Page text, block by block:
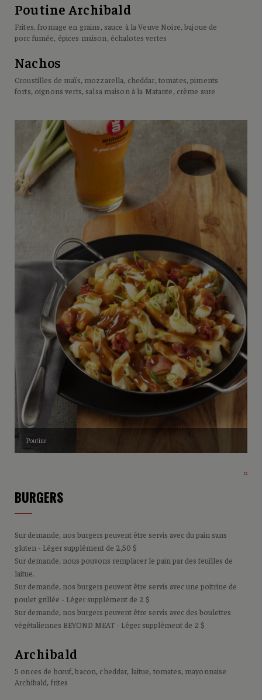
Poutine Archibald
Frites, fromage en grains, sauce à la Veuve Noire, bajoue de
porc fumée, épices maison, échalotes vertes
Nachos
Croustilles de maïs, mozzarella, cheddar, tomates, piments
forts, oignons verts, salsa maison à la Matante, crème sure
Poutine
BURGERS
Sur demande, nos burgers peuvent être servis avec du pain sans
gluten - Léger supplément de 2,50 $
Sur demande, nous pouvons remplacer le pain par des feuilles de
laitue.
Sur demande, nos burgers peuvent être servis avec une poitrine de
poulet grillée - Léger supplément de 2 $
Sur demande, nos burgers peuvent être servis avec des boulettes
végétaliennes BEYOND MEAT - Léger supplément de 2 $
Archibald
5 onces de bœuf, bacon, cheddar, laitue, tomates, mayonnaise
Archibald, frites